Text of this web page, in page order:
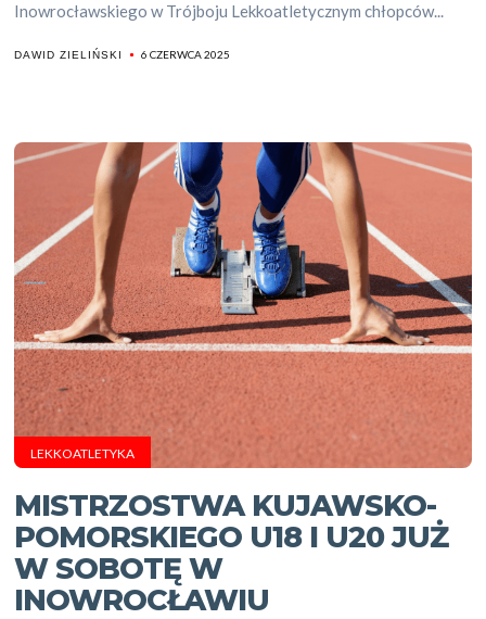
Inowrocławskiego w Trójboju Lekkoatletycznym chłopców...
DAWID ZIELIŃSKI 6 CZERWCA 2025
LEKKOATLETYKA
MISTRZOSTWA KUJAWSKO-
POMORSKIEGO U18 I U20 JUŻ
W SOBOTĘ W
INOWROCŁAWIU